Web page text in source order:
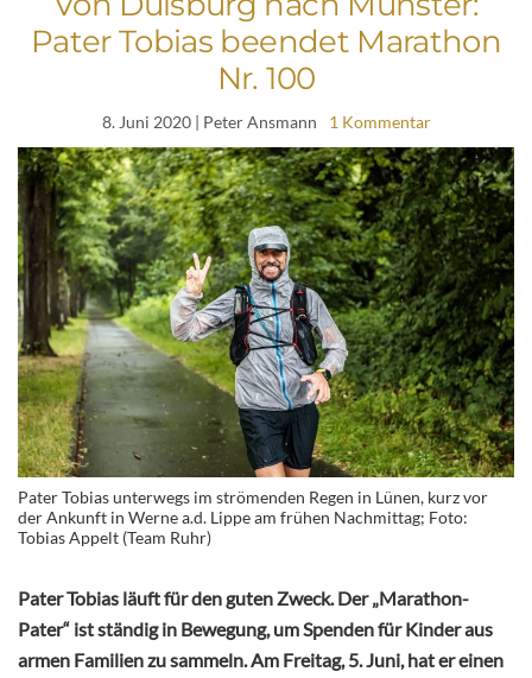
Pater Tobias beendet Marathon
Nr. 100
8. Juni 2020| Peter Ansmann 1 Kommentar
Pater Tobias unterwegs im strömenden Regen in Lünen, kurz vor
der Ankunft in Werne a.d. Lippe am frühen Nachmittag; Foto:
Tobias Appelt (Team Ruhr)
Pater Tobias läuft für den guten Zweck. Der „Marathon-
Pater“ ist ständig in Bewegung, um Spenden für Kinder aus
armen Familien zu sammeln. Am Freitag, 5. Juni, hat er einen